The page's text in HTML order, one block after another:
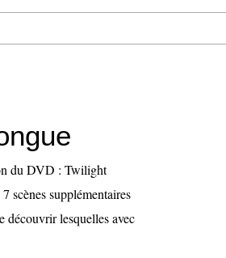
du DVD : Twilight
scènes supplémentaires
découvrir lesquelles avec